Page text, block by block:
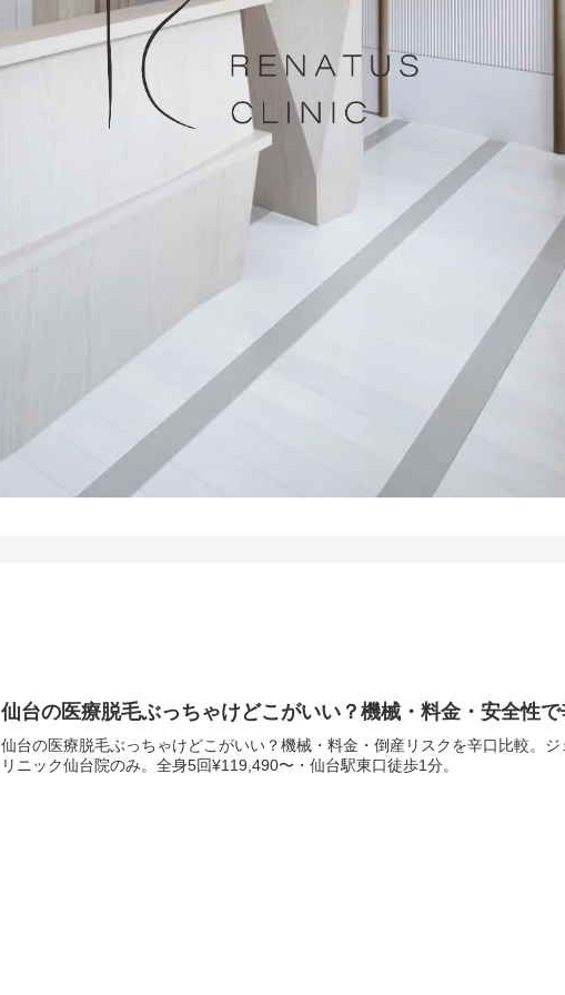
仙台の医療脱毛ぶっちゃけどこがいい？機械・料金・安全性で
仙台の医療脱毛ぶっちゃけどこがいい？機械・料金・倒産リスクを辛口比較。
リニック仙台院のみ。全身5回¥119,490〜・仙台駅東口徒歩1分。